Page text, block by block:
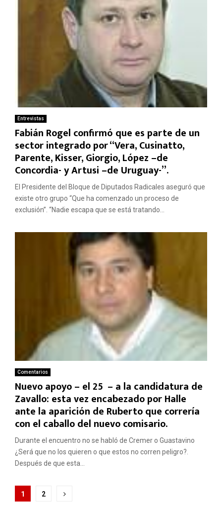
Entrevistas
Fabián Rogel confirmó que es parte de un
sector integrado por “Vera, Cusinatto,
Parente, Kisser, Giorgio, López –de
Concordia- y Artusi –de Uruguay-”.
El Presidente del Bloque de Diputados Radicales aseguró que
existe otro grupo “Que ha comenzado un proceso de
exclusión”. “Nadie escapa que se está tratando...
Comentarios
Nuevo apoyo – el 25º – a la candidatura de
Zavallo: esta vez encabezado por Halle
ante la aparición de Ruberto que correría
con el caballo del nuevo comisario.
Durante el encuentro no se habló de Cremer o Guastavino
¿Será que no los quieren o que estos no corren peligro?.
Después de que esta...
Paginación
1 2